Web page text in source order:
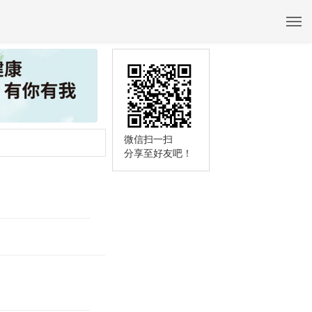
微信扫一扫
分享至好友吧！